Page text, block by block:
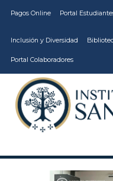
Pagos Online Portal
Inclusión y Diversidad
Portal Colaboradores
VIDA
VCM